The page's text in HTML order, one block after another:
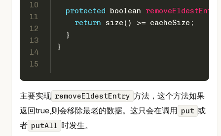
10
11
12
13
14
15
protected
boolean
removeEldestEntry
return size() >= cacheSize;
  }
}
主要实现 removeEldestEntry 方法，这个方法如果
返回true,则会移除最老的数据。这只会在调用 put 或
者 putAll 时发生。